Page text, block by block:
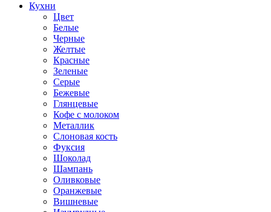
Кухни
Цвет
Белые
Черные
Желтые
Красные
Зеленые
Серые
Бежевые
Глянцевые
Кофе с молоком
Металлик
Слоновая кость
Фуксия
Шоколад
Шампань
Оливковые
Оранжевые
Вишневые